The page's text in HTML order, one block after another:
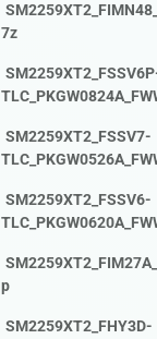
7z
SM2259XT2_FSSV7-
SM2259XT2_FSSV6-
p
SM2259XT2_FHY3D-